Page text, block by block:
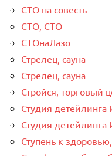
СТО на совесть
СТО, СТО
СТОнаЛазо
Стрелец, сауна
Стрелец, сауна
Стройся, торговый
Студия
Студия
Ступень к